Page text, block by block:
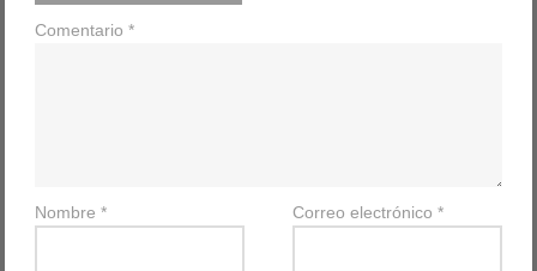
Comentario*
Nombre* Correo electrónico *